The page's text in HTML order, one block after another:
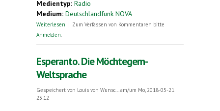
Medientyp: Radio
Medium: Deutschlandfunk NOVA
Weiterlesen über (Radio-Beitrag zum Deutschen Esperanto-
Zum Verfassen von Kommentaren bitte
Anmelden
Esperanto. Die Möchtegern-
Weltsprache
Gespeichert von Louis von Wunsc...
am/um Mo, 2018-05-21
23:12